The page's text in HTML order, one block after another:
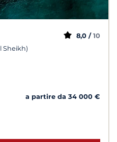
Sheikh)
8,0 / 10
a partire da 34 000 €